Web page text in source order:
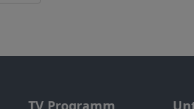
TV Programm